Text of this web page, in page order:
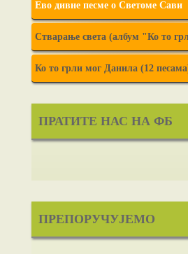
Ево дивне песме о Светоме Сави
Стварање света (албум "Ко то
Ко то грли мог Данила (12
ПРАТИТЕ НАС НА ФБ
ПРЕПОРУЧУЈЕМО